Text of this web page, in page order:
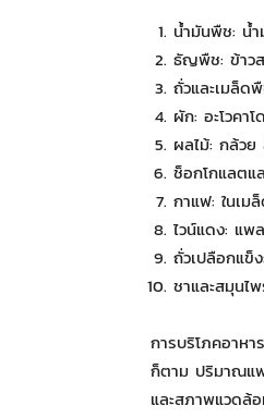
น้ำมันพืช: น้ำ
ธัญพืช: ข้าวส
ถั่วและเมล็ด
ผัก: อะโวคา
ผลไม้: กล้วย
ช็อกโกแลตแ
กาแฟ: ในเม
ไวน์แดง: แพ
ถั่วเปลือกแข็
ชาและสมุนไ
การบริโภคอาห
ก็ตาม ปริมาณแ
และสภาพแวดล้อ